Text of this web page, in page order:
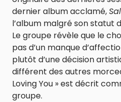
dernier album acclamé,
l’album malgré son statut
Le groupe révèle que le
pas d’un manque
plutôt d’une décision
différent des autres
Loving You » est décrit
groupe.